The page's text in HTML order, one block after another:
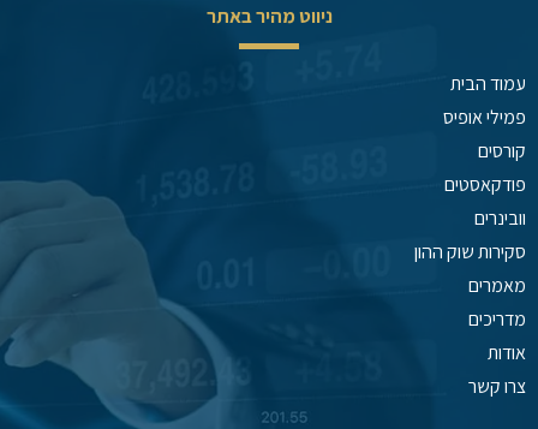
ניווט מהיר באתר
עמוד הבית
פמילי אופיס
קורסים
פודקאסטים
וובינרים
סקירות שוק ההון
מאמרים
מדריכים
אודות
צרו קשר